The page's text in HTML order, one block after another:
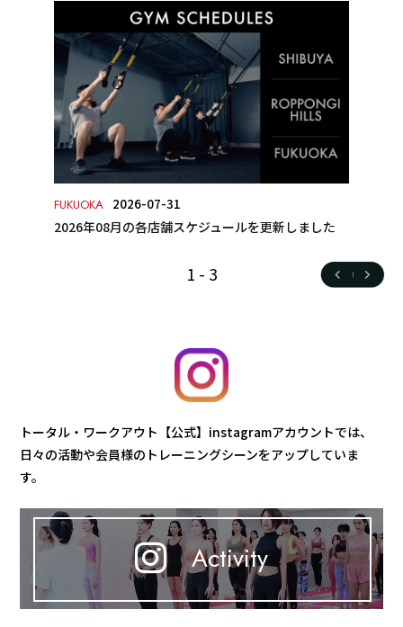
FUKUOKA 2026-07-31
2026年08月の各店舗スケジュールを更新しました
1 - 3
トータル・ワークアウト【公式】instagramアカウントでは、
日々の活動や会員様のトレーニングシーンをアップしていま
す。
Activity